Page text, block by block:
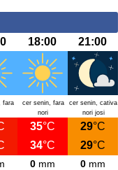
18:00 21:00
fara
cer senin, fara
nori
cer senin, cativa
nori josi
35°C 29°C
34°C 29°C
0mm 0mm